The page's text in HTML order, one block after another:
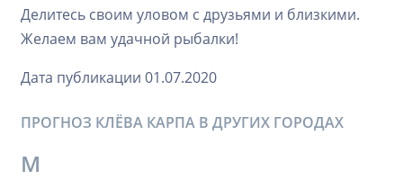
Делитесь своим уловом с друзьями и близкими.
Желаем вам удачной рыбалки!
Дата публикации 01.07.2020
ПРОГНОЗ КЛЁВА КАРПА В ДРУГИХ ГОРОДАХ
М